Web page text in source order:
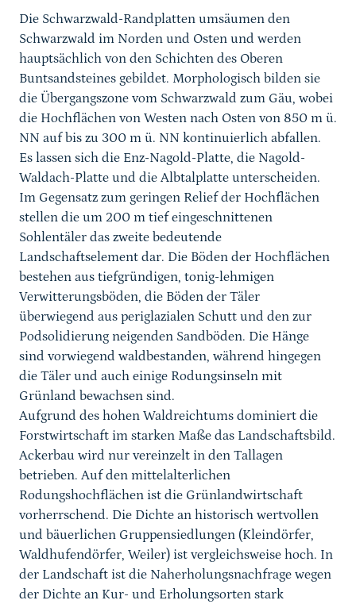
Die Schwarzwald-Randplatten umsäumen den
Schwarzwald im Norden und Osten und werden
hauptsächlich von den Schichten des Oberen
Buntsandsteines gebildet. Morphologisch bilden sie
die Übergangszone vom Schwarzwald zum Gäu, wobei
die Hochflächen von Westen nach Osten von 850 m ü.
NN auf bis zu 300 m ü. NN kontinuierlich abfallen.
Es lassen sich die Enz-Nagold-Platte, die Nagold-
Waldach-Platte und die Albtalplatte unterscheiden.
Im Gegensatz zum geringen Relief der Hochflächen
stellen die um 200 m tief eingeschnittenen
Sohlentäler das zweite bedeutende
Landschaftselement dar. Die Böden der Hochflächen
bestehen aus tiefgründigen, tonig-lehmigen
Verwitterungsböden, die Böden der Täler
überwiegend aus periglazialen Schutt und den zur
Podsolidierung neigenden Sandböden. Die Hänge
sind vorwiegend waldbestanden, während hingegen
die Täler und auch einige Rodungsinseln mit
Grünland bewachsen sind.
Aufgrund des hohen Waldreichtums dominiert die
Forstwirtschaft im starken Maße das Landschaftsbild.
Ackerbau wird nur vereinzelt in den Tallagen
betrieben. Auf den mittelalterlichen
Rodungshochflächen ist die Grünlandwirtschaft
vorherrschend. Die Dichte an historisch wertvollen
und bäuerlichen Gruppensiedlungen (Kleindörfer,
Waldhufendörfer, Weiler) ist vergleichsweise hoch. In
der Landschaft ist die Naherholungsnachfrage wegen
der Dichte an Kur- und Erholungsorten stark